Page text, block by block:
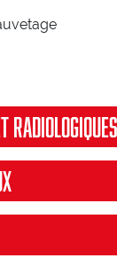
radiologiques